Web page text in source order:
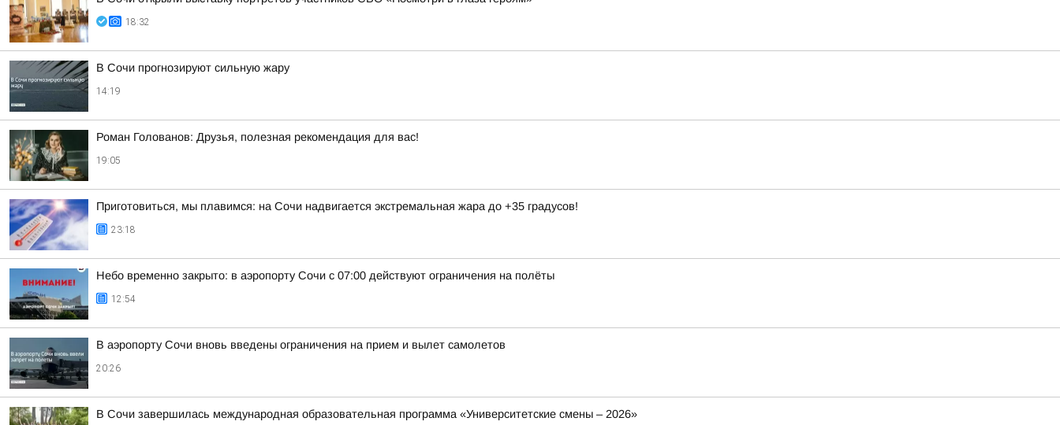
18:32
В Сочи прогнозируют сильную жару
14:19
Роман Голованов: Друзья, полезная рекомендация для вас!
19:05
Приготовиться, мы плавимся: на Сочи надвигается экстремальная жара до +35 градусов!
23:18
Небо временно закрыто: в аэропорту Сочи с 07:00 действуют ограничения на полёты
12:54
В аэропорту Сочи вновь введены ограничения на прием и вылет самолетов
20:26
В Сочи завершилась международная образовательная программа «Университетские смены – 2026»